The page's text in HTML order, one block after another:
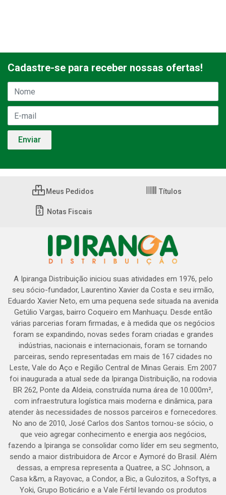
Cadastre-se para receber nossas ofertas!
Meus Pedidos Títulos
Notas Fiscais
A Ipiranga Distribuição iniciou suas atividades em 1976, pelo
seu sócio-fundador, Laurentino Xavier da Costa e seu irmão,
Eduardo Xavier Neto, em uma pequena sede situada na avenida
Getúlio Vargas, bairro Coqueiro em Manhuaçu. Desde então
várias parcerias foram firmadas, e à medida que os negócios
foram se expandindo, novas sedes foram criadas e grandes
indústrias, nacionais e internacionais, foram se tornando
parceiras, sendo representadas em mais de 167 cidades no
Leste, Vale do Aço e Região Central de Minas Gerais. Em 2007
foi inaugurada a atual sede da Ipiranga Distribuição, na rodovia
BR 262, Ponte da Aldeia, construída numa área de 10.000m²,
com infraestrutura logística mais moderna e dinâmica, para
atender às necessidades de nossos parceiros e fornecedores.
No ano de 2010, José Carlos dos Santos tornou-se sócio, o
que veio agregar conhecimento e energia aos negócios,
fazendo a Ipiranga se consolidar como líder em seu segmento,
sendo a maior distribuidora de Arcor e Aymoré do Brasil. Além
dessas, a empresa representa a Quatree, a SC Johnson, a
Casa k&m, a Rayovac, a Condor, a Bic, a Gulozitos, a Softys, a
Yoki, Grupo Boticário e a Vale Fértil levando os produtos